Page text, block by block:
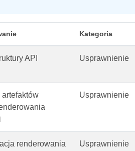
Kategoria
API
Usprawnienie
Usprawnienie
renderowania
Usprawnienie